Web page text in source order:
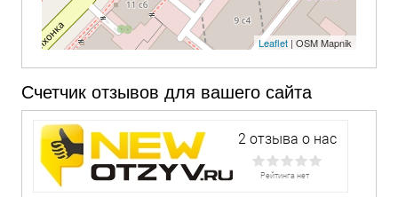
Leaflet| OSM Mapnik
Счетчик отзывов для вашего сайта